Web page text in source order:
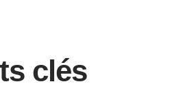
clés